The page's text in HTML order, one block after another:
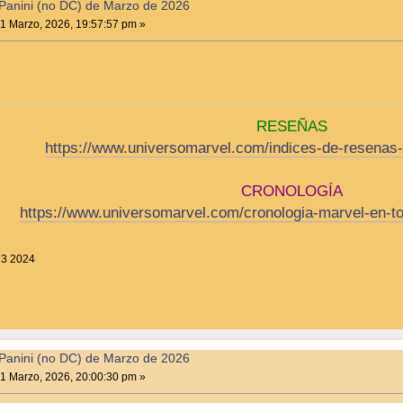
(no DC) de Marzo de 2026
Marzo, 2026, 19:57:57 pm »
RESEÑAS
https://www.universomarvel.com/indices-de-
CRONOLOGÍA
https://www.universomarvel.com/cronologia-marvel-en-
2024
(no DC) de Marzo de 2026
Marzo, 2026, 20:00:30 pm »